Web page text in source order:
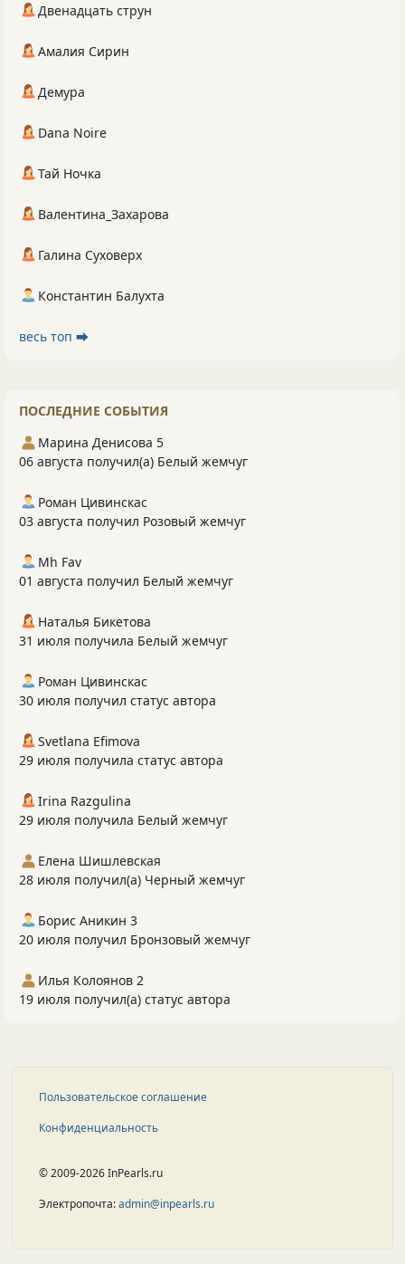
Двенадцать струн
Амалия Сирин
Демура
Dana Noire
Тай Ночка
Валентина_Захарова
Галина Суховерх
Константин Балухта
весь топ ⮕
ПОСЛЕДНИЕ СОБЫТИЯ
Марина Денисова 5
06 августа получил(а) Белый жемчуг
Роман Цивинскас
03 августа получил Розовый жемчуг
Mh Fav
01 августа получил Белый жемчуг
Наталья Бикетова
31 июля получила Белый жемчуг
Роман Цивинскас
30 июля получил статус автора
Svetlana Efimova
29 июля получила статус автора
Irina Razgulina
29 июля получила Белый жемчуг
Елена Шишлевская
28 июля получил(а) Черный жемчуг
Борис Аникин 3
20 июля получил Бронзовый жемчуг
Илья Колоянов 2
19 июля получил(а) статус автора
Пользовательское соглашение
Конфиденциальность
© 2009-2026 InPearls.ru
Электропочта:admin@inpearls.ru